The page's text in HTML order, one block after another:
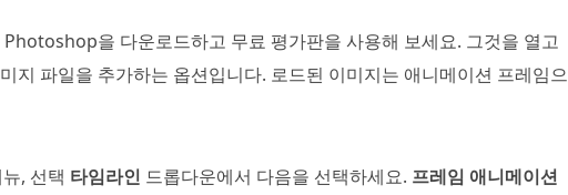
을 다운로드하고 무료 평가판을 사용해 보세요. 그것을 열고
지 파일을 추가하는 옵션입니다. 로드된 이미지는 애니메이션 프레임으
, 선택 타임라인 드롭다운에서 다음을 선택하세요. 프레임 애니메이션